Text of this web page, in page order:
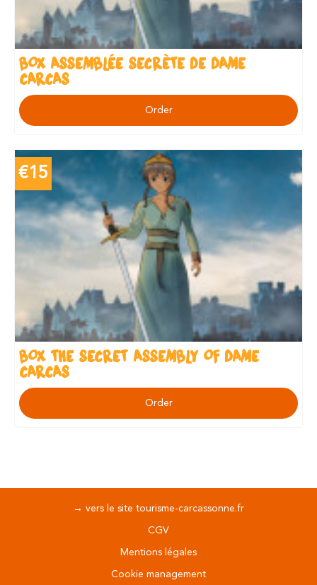
BOX ASSEMBLÉE SECRÈTE DE DAME
CARCAS
Order
BOX THE SECRET ASSEMBLY OF DAME
CARCAS
Order
€15
→ vers le site tourisme-carcassonne.fr
CGV
Mentions légales
Cookie management